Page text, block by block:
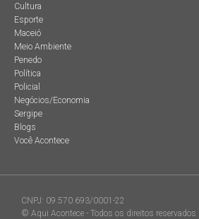
Cultura
Esporte
Maceió
Meio Ambiente
Penedo
Política
Policial
Negócios/Economia
Sergipe
Blogs
Você Acontece
CNPJ: 09.570.693/0001-22
© Aqui Acontece - Todos os direitos reservados